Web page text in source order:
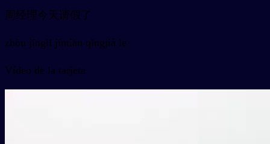
周经理今天请假了
zhōu jīnglǐ jīntiān qǐngjià le
Vídeo de la tarjeta